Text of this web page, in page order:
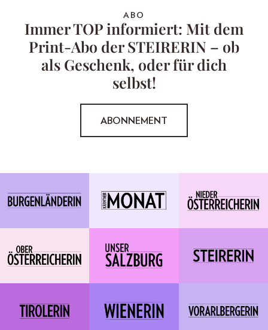
ABO
Immer TOP informiert: Mit dem
Print-Abo der STEIRERIN – ob
als Geschenk, oder für dich
selbst!
ABONNEMENT